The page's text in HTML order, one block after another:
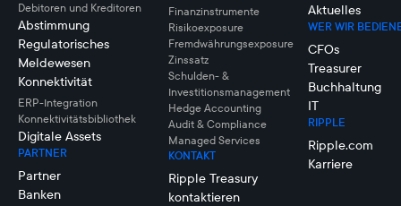
Debitoren und Kreditoren
Abstimmung
Regulatorisches
Meldewesen
Konnektivität
ERP-Integration
Konnektivitätsbibliothek
Digitale Assets
PARTNER
Partner
Banken
Finanzinstrumente
Risikoexposure
Fremdwährungsexposure
Zinssatz
Schulden- &
Investitionsmanagement
Hedge Accounting
Audit & Compliance
Managed Services
KONTAKT
Ripple Treasury
kontaktieren
Aktuelles
WER WIR
CFOs
Treasurer
Buchhaltung
IT
RIPPLE
Ripple.com
Karriere